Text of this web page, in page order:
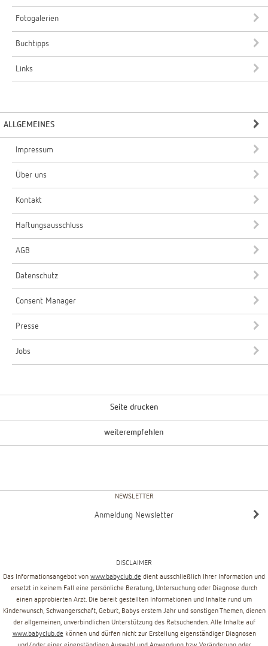
Fotogalerien
Buchtipps
Links
ALLGEMEINES
Impressum
Über uns
Kontakt
Haftungsausschluss
AGB
Datenschutz
Consent Manager
Presse
Jobs
Seite drucken
weiterempfehlen
NEWSLETTER
Anmeldung Newsletter
DISCLAIMER
Das Informationsangebot von www.babyclub.de dient ausschließlich Ihrer Information und
ersetzt in keinem Fall eine persönliche Beratung, Untersuchung oder Diagnose durch
einen approbierten Arzt. Die bereit gestellten Informationen und Inhalte rund um
Kinderwunsch, Schwangerschaft, Geburt, Babys erstem Jahr und sonstigen Themen, dienen
der allgemeinen, unverbindlichen Unterstützung des Ratsuchenden. Alle Inhalte auf
www.babyclub.de können und dürfen nicht zur Erstellung eigenständiger Diagnosen